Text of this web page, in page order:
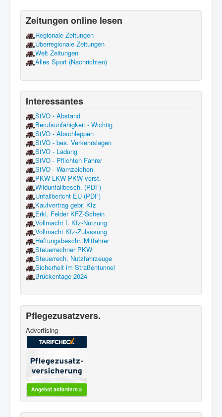
Zeitungen online lesen
Regionale Zeitungen
Überregionale Zeitungen
Welt Zeitungen
Alles Sport (Nachrichten)
Interessantes
StVO - Abstand
Berufsunfähigkeit - Wichtig
StVO - Abschleppen
StVO - bes. Verkehrslagen
StVO - Ladung
StVO - Pflichten Fahrer
StVO - Warnzeichen
PKW-LKW-PKW verst.
Wildunfallbesch. (PDF)
Unfallbericht EU (PDF)
Kaufvertrag gebr. Kfz
Erkl. Felder KFZ-Schein
Vollmacht f. Kfz-Nutzung
Vollmacht Kfz-Zulassung
Haftungsbeschr. Mitfahrer
Steuerrechner PKW
Steuerrech. Nutzfahrzeuge
Sicherheit im Straßentunnel
Brückentage 2024
Pflegezusatzvers.
Advertising